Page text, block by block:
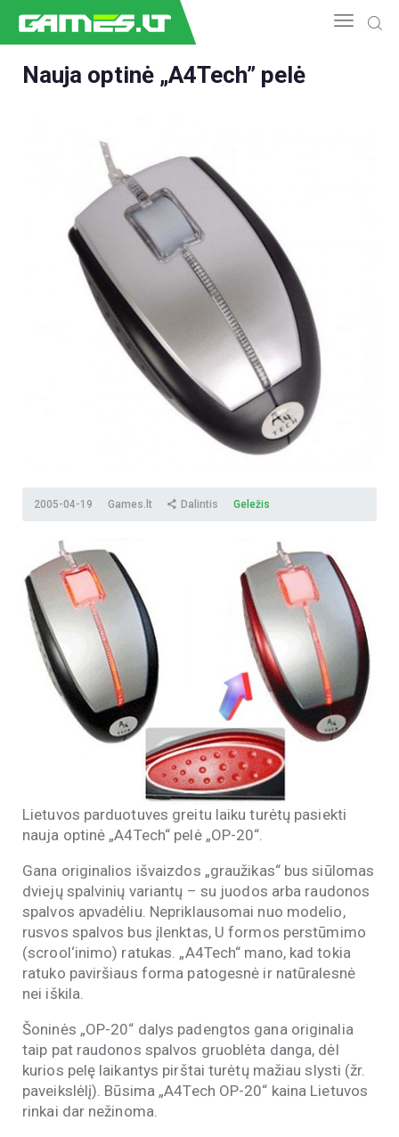
GAMEDEV
ESPORTAS
GELEŽIS
VIDEO
APŽVALGOS
ŽAIDIMAI
Nauja optinė „A4Tech” pelė
2005-04-19 Games.lt Dalintis Geležis
Lietuvos parduotuves greitu laiku turėtų pasiekti
nauja optinė „A4Tech“ pelė „OP-20“.
Gana originalios išvaizdos „graužikas“ bus siūlomas
dviejų spalvinių variantų – su juodos arba raudonos
spalvos apvadėliu. Nepriklausomai nuo modelio,
rusvos spalvos bus įlenktas, U formos perstūmimo
(scrool‘inimo) ratukas. „A4Tech“ mano, kad tokia
ratuko paviršiaus forma patogesnė ir natūralesnė
nei iškila.
Šoninės „OP-20“ dalys padengtos gana originalia
taip pat raudonos spalvos gruoblėta danga, dėl
kurios pelę laikantys pirštai turėtų mažiau slysti (žr.
paveikslėlį). Būsima „A4Tech OP-20“ kaina Lietuvos
rinkai dar nežinoma.